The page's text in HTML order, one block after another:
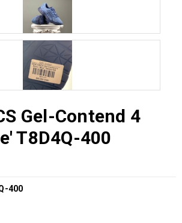
Gel-Contend 4
T8D4Q-400
400